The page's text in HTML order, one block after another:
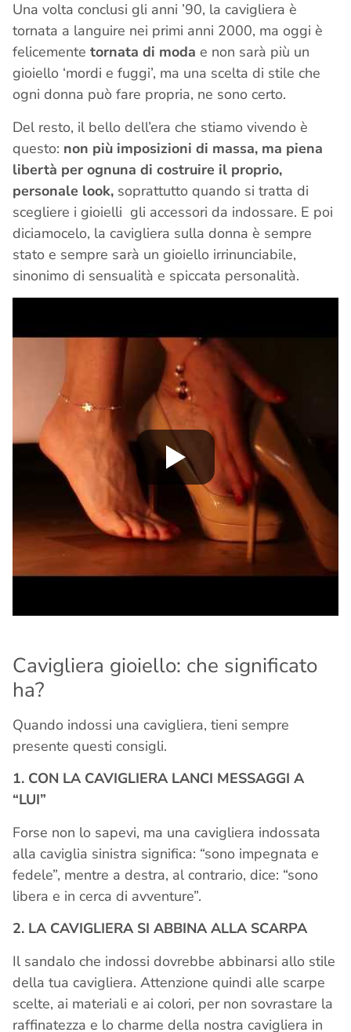
Una volta conclusi gli anni ’90, la cavigliera è
tornata a languire nei primi anni 2000, ma oggi è
felicemente tornata di moda e non sarà più un
gioiello ‘mordi e fuggi’, ma una scelta di stile che
ogni donna può fare propria, ne sono certo.
Del resto, il bello dell’era che stiamo vivendo è
questo: non più imposizioni di massa, ma piena
libertà per ognuna di costruire il proprio,
personale look, soprattutto quando si tratta di
scegliere i gioielli gli accessori da indossare. E poi
diciamocelo, la cavigliera sulla donna è sempre
stato e sempre sarà un gioiello irrinunciabile,
sinonimo di sensualità e spiccata personalità.
Cavigliera gioiello: che significato
ha?
Quando indossi una cavigliera, tieni sempre
presente questi consigli.
1. CON LA CAVIGLIERA LANCI MESSAGGI A
“LUI”
Forse non lo sapevi, ma una cavigliera indossata
alla caviglia sinistra significa: “sono impegnata e
fedele”, mentre a destra, al contrario, dice: “sono
libera e in cerca di avventure”.
2. LA CAVIGLIERA SI ABBINA ALLA SCARPA
Il sandalo che indossi dovrebbe abbinarsi allo stile
della tua cavigliera. Attenzione quindi alle scarpe
scelte, ai materiali e ai colori, per non sovrastare la
raffinatezza e lo charme della nostra cavigliera in